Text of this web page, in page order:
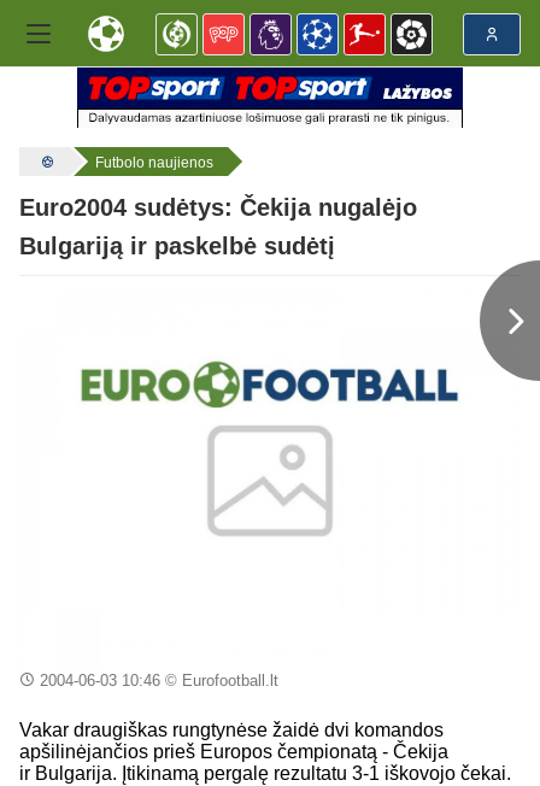
Futbolo naujienos
Euro2004 sudėtys: Čekija nugalėjo
Bulgariją ir paskelbė sudėtį
2004-06-03 10:46© Eurofootball.lt
Vakar draugiškas rungtynėse žaidė dvi komandos
apšilinėjančios prieš Europos čempionatą - Čekija
ir Bulgarija. Įtikinamą pergalę rezultatu 3-1 iškovojo čekai.